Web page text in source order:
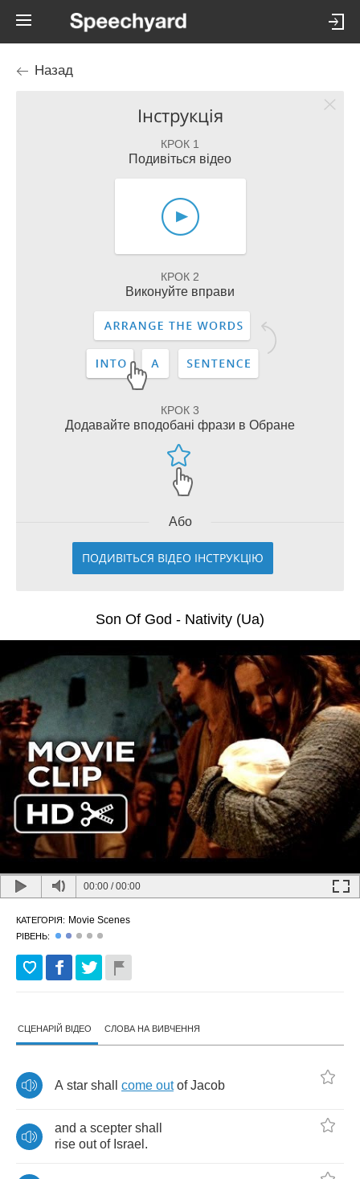
Назад
Інструкція
КРОК 1
Подивіться відео
КРОК 2
Виконуйте вправи
КРОК 3
Додавайте вподобані фрази в Обране
Або
ПОДИВІТЬСЯ ВІДЕО ІНСТРУКЦІЮ
Son Of God - Nativity (Ua)
00:00 /00:00
КАТЕГОРІЯ: Movie Scenes
РІВЕНЬ:
СЦЕНАРІЙ ВІДЕО СЛОВА НА ВИВЧЕННЯ
A star shall come out of Jacob
and a scepter shall
rise out of Israel .